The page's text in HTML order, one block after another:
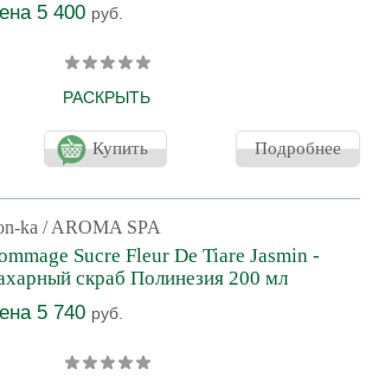
5 400 руб.
РАСКРЫТЬ
ароматами бергамота, мяты,
Уникальная формула этого средства
кислоту, мягкий, но при этом
в 10 раз превышает активность гликолевой
и увлажняющие комплексы
придают ей здоровое сияние,
увлажнение и улучшают качество
Купить Подробнее
ka / AROMA SPA
Sucre Fleur De Tiare Jasmin -
скраб Полинезия 200 мл
5 740 руб.